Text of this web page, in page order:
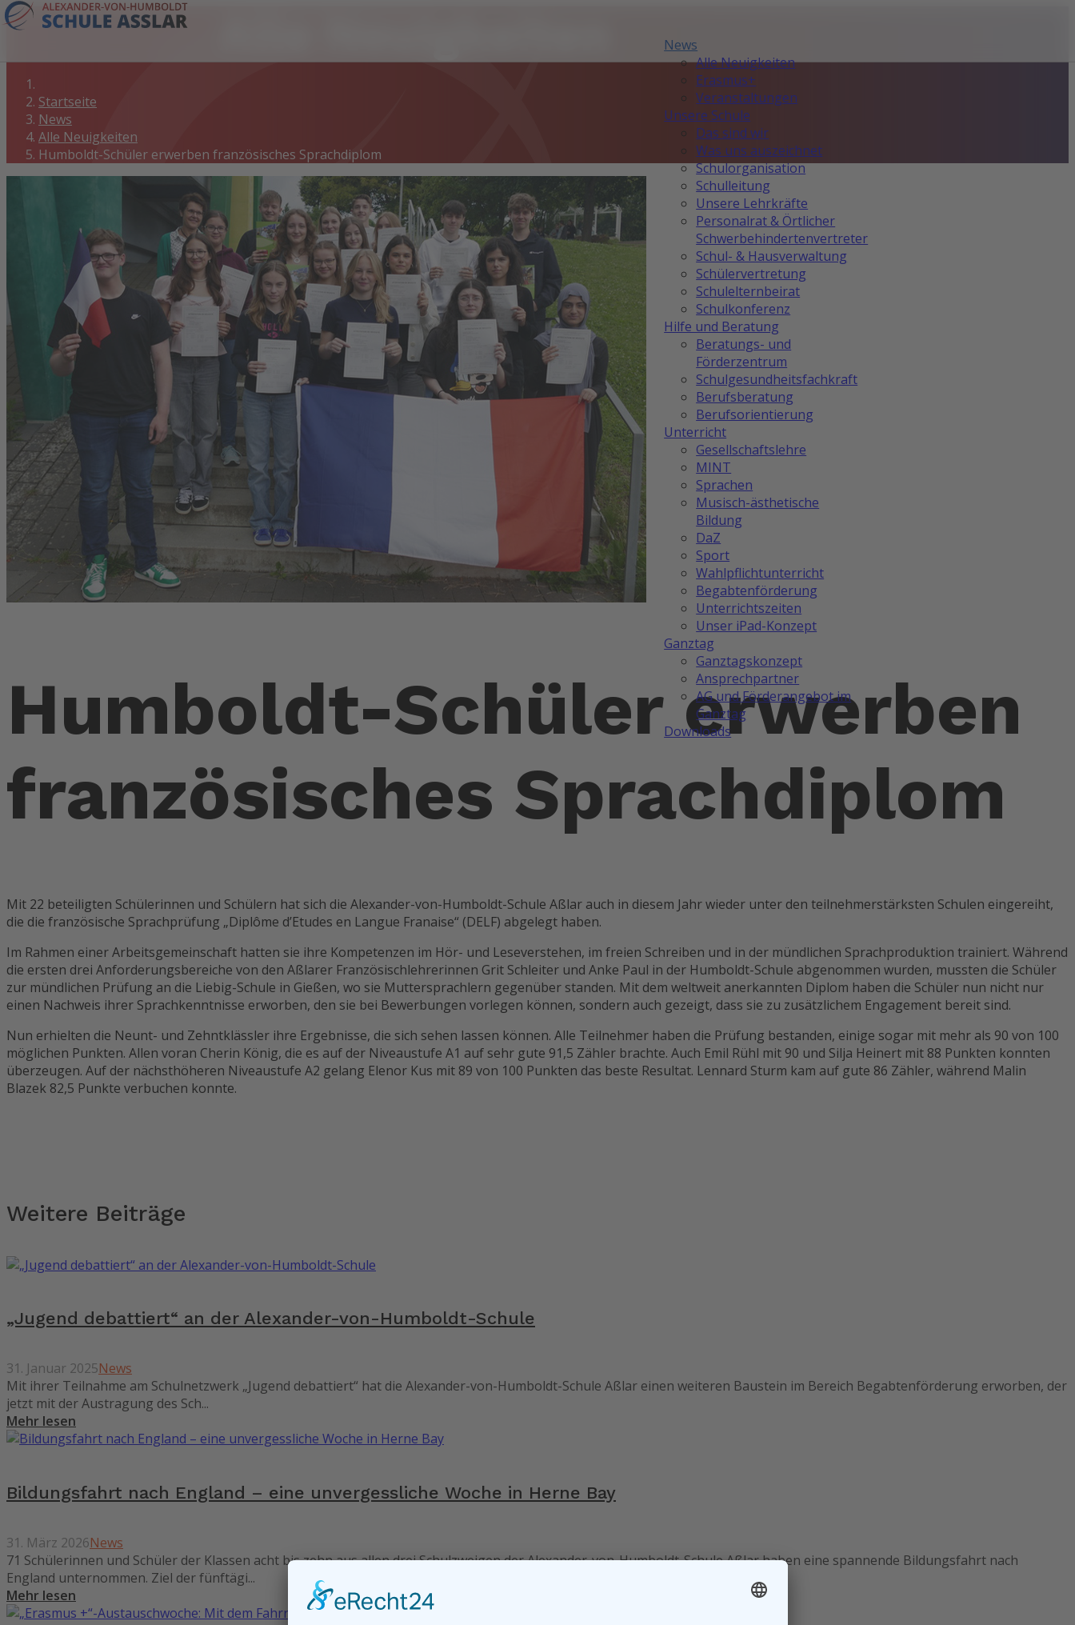
News
Alle Neuigkeiten
Erasmus+
Veranstaltungen
Unsere Schule
Das sind wir
Was uns auszeichnet
Schulorganisation
Schulleitung
Unsere Lehrkräfte
Personalrat & Örtlicher
Schwerbehindertenvertreter
Schul- & Hausverwaltung
Schülervertretung
Schulelternbeirat
Schulkonferenz
Hilfe und Beratung
Beratungs- und
Förderzentrum
Schulgesundheitsfachkraft
Berufsberatung
Berufsorientierung
Unterricht
Gesellschaftslehre
MINT
Sprachen
Musisch-ästhetische
Bildung
DaZ
Sport
Wahlpflichtunterricht
Begabtenförderung
Unterrichtszeiten
Unser iPad-Konzept
Ganztag
Ganztagskonzept
Ansprechpartner
AG und Förderangebot im
Ganztag
Downloads
Startseite
News
Alle Neuigkeiten
Humboldt-Schüler erwerben französisches Sprachdiplom
Humboldt-Schüler erwerben
französisches Sprachdiplom
Mit 22 beteiligten Schülerinnen und Schülern hat sich die Alexander-von-Humboldt-Schule Aßlar auch in diesem Jahr wieder unter den teilnehmerstärksten Schulen eingereiht,
die die französische Sprachprüfung „Diplôme d’Etudes en Langue Franҫaise“ (DELF) abgelegt haben.
Im Rahmen einer Arbeitsgemeinschaft hatten sie ihre Kompetenzen im Hör- und Leseverstehen, im freien Schreiben und in der mündlichen Sprachproduktion trainiert. Während
die ersten drei Anforderungsbereiche von den Aßlarer Französischlehrerinnen Grit Schleiter und Anke Paul in der Humboldt-Schule abgenommen wurden, mussten die Schüler
zur mündlichen Prüfung an die Liebig-Schule in Gießen, wo sie Muttersprachlern gegenüber standen. Mit dem weltweit anerkannten Diplom haben die Schüler nun nicht nur
einen Nachweis ihrer Sprachkenntnisse erworben, den sie bei Bewerbungen vorlegen können, sondern auch gezeigt, dass sie zu zusätzlichem Engagement bereit sind.
Nun erhielten die Neunt- und Zehntklässler ihre Ergebnisse, die sich sehen lassen können. Alle Teilnehmer haben die Prüfung bestanden, einige sogar mit mehr als 90 von 100
möglichen Punkten. Allen voran Cherin König, die es auf der Niveaustufe A1 auf sehr gute 91,5 Zähler brachte. Auch Emil Rühl mit 90 und Silja Heinert mit 88 Punkten konnten
überzeugen. Auf der nächsthöheren Niveaustufe A2 gelang Elenor Kus mit 89 von 100 Punkten das beste Resultat. Lennard Sturm kam auf gute 86 Zähler, während Malin
Blazek 82,5 Punkte verbuchen konnte.
Weitere Beiträge
„Jugend debattiert“ an der Alexander-von-Humboldt-Schule
31. Januar 2025News
Mit ihrer Teilnahme am Schulnetzwerk „Jugend debattiert“ hat die Alexander-von-Humboldt-Schule Aßlar einen weiteren Baustein im Bereich Begabtenförderung erworben, der
jetzt mit der Austragung des Sch...
Mehr lesen
Bildungsfahrt nach England – eine unvergessliche Woche in Herne Bay
31. März 2026News
71 Schülerinnen und Schüler der Klassen acht bis zehn aus allen drei Schulzweigen der Alexander-von-Humboldt-Schule Aßlar haben eine spannende Bildungsfahrt nach
England unternommen. Ziel der fünftägi...
Mehr lesen